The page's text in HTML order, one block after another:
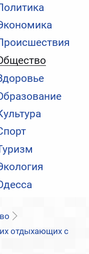
отдыхающих с